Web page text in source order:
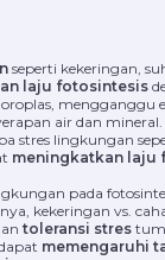
seperti kekeringan,
laju fotosintesis
mengganggu
air dan mineral.
stres lingkungan
meningkatkan laju
pada
kekeringan vs.
toleransi stres
memengaruhi